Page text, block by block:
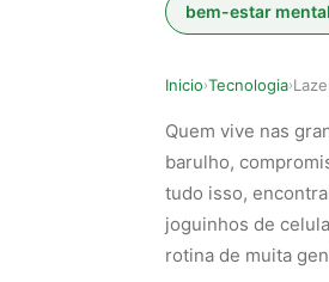
bem-estar mental
Inicio›Tecnologia›
Quem vive nas
barulho,
tudo isso,
joguinhos de
rotina de muita